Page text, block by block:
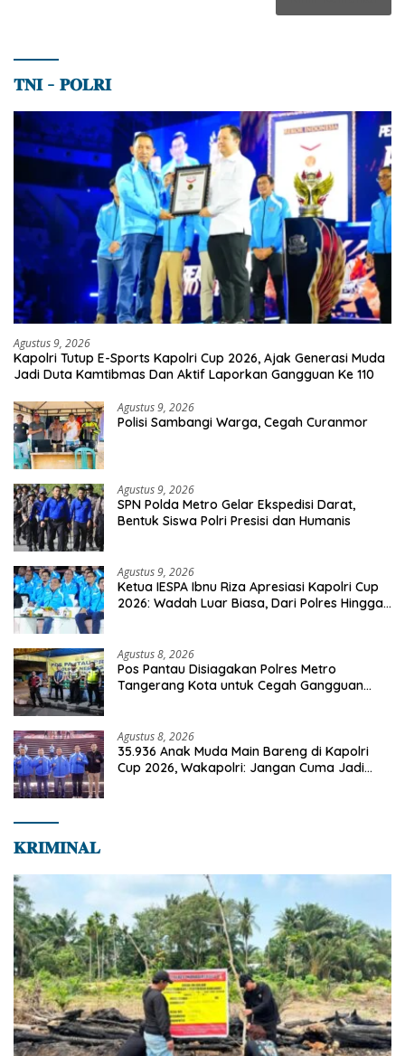
𝐓𝐍𝐈 – 𝐏𝐎𝐋𝐑𝐈
Agustus 9, 2026
Kapolri Tutup E-Sports Kapolri Cup 2026, Ajak Generasi Muda
Jadi Duta Kamtibmas Dan Aktif Laporkan Gangguan Ke 110
Agustus 9, 2026
Polisi Sambangi Warga, Cegah Curanmor
Agustus 9, 2026
SPN Polda Metro Gelar Ekspedisi Darat,
Bentuk Siswa Polri Presisi dan Humanis
Agustus 9, 2026
Ketua IESPA Ibnu Riza Apresiasi Kapolri Cup
2026: Wadah Luar Biasa, Dari Polres Hingga
Agustus 8, 2026
Pos Pantau Disiagakan Polres Metro
Tangerang Kota untuk Cegah Gangguan
Agustus 8, 2026
35.936 Anak Muda Main Bareng di Kapolri
Cup 2026, Wakapolri: Jangan Cuma Jadi
𝐊𝐑𝐈𝐌𝐈𝐍𝐀𝐋